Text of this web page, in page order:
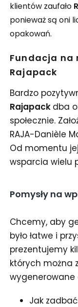
klientów zaufało
ponieważ są oni
opakowań.
Fundacja na
Rajapack
Bardzo
Rajapack dba
społecznie.
RAJA-Danièle
Od momentu
wsparcia wielu
Pomysły na
Chcemy, aby
było łatwe i
prezentujemy
których można
wygenerowane
Jak